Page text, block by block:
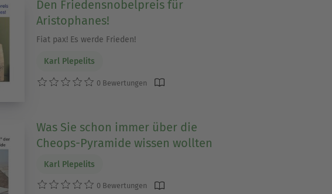
Den Friedensnobelpreis für
Aristophanes!
Fiat pax! Es werde Frieden!
Karl Plepelits
0 Bewertungen
Was Sie schon immer über die
Cheops-Pyramide wissen wollten
Karl Plepelits
0 Bewertungen